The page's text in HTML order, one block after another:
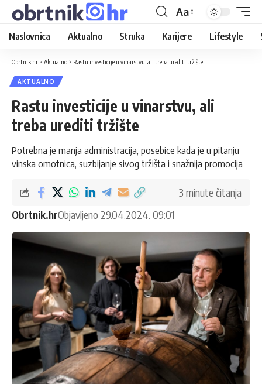
Aa
Naslovnica Aktualno Struka Karijere Lifestyle
Obrtnik.hr > Aktualno > Rastu investicije u vinarstvu, ali treba urediti tržište
AKTUALNO
Rastu investicije u vinarstvu, ali
treba urediti tržište
Potrebna je manja administracija, posebice kada je u pitanju
vinska omotnica, suzbijanje sivog tržišta i snažnija promocija
Obrtnik.hrObjavljeno 29.04.2024. 09:01
3 minute čitanja